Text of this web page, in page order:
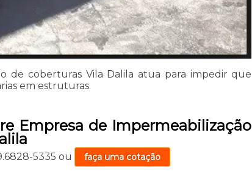
de coberturas Vila Dalila atua para impedir que
em estruturas.
Empresa de Impermeabilização
5335 ou faça uma cotação